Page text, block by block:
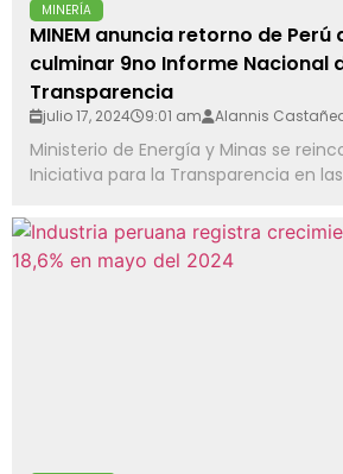
MINERÍA
MINEM anuncia retorno de Perú
culminar 9no Informe Nacional
Transparencia
julio 17, 2024 9:01 am Alannis
Ministerio de Energía y Minas se
Iniciativa para la Transparencia en